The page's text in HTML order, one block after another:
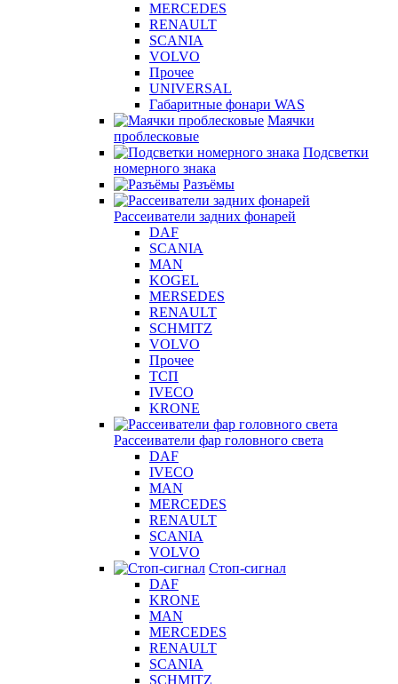
MERCEDES
RENAULT
SCANIA
VOLVO
Прочее
UNIVERSAL
Габаритные фонари WAS
Маячки
проблесковые
Подсветки
номерного знака
Разъёмы
Рассеиватели задних фонарей
DAF
SCANIA
MAN
KOGEL
MERSEDES
RENAULT
SCHMITZ
VOLVO
Прочее
ТСП
IVECO
KRONE
Рассеиватели фар головного света
DAF
IVECO
MAN
MERCEDES
RENAULT
SCANIA
VOLVO
Стоп-сигнал
DAF
KRONE
MAN
MERCEDES
RENAULT
SCANIA
SCHMITZ